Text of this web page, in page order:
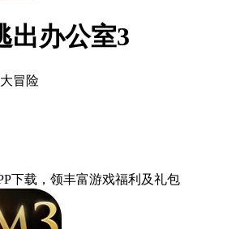
出办公室3
冒险
下载 ，领丰富游戏福利 及礼包